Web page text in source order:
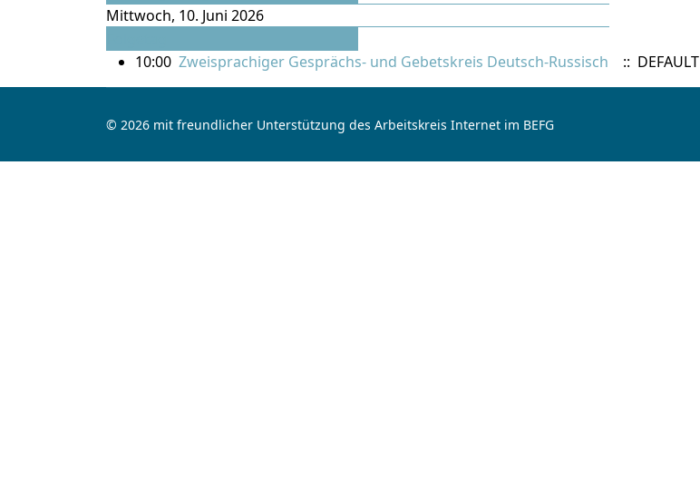
Mittwoch, 10. Juni 2026
10:00 Zweisprachiger Gesprächs- und Gebetskreis Deutsch-Russisch :: DEFAULT
© 2026 mit freundlicher Unterstützung des Arbeitskreis Internet im BEFG